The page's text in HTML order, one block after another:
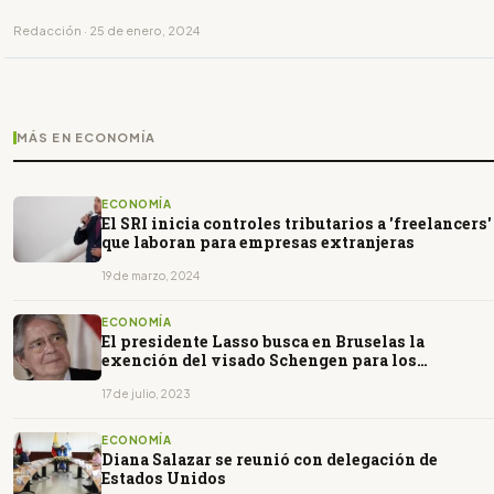
Redacción · 25 de enero, 2024
MÁS EN ECONOMÍA
ECONOMÍA
El SRI inicia controles tributarios a 'freelancers'
que laboran para empresas extranjeras
19 de marzo, 2024
ECONOMÍA
El presidente Lasso busca en Bruselas la
exención del visado Schengen para los
17 de julio, 2023
ECONOMÍA
Diana Salazar se reunió con delegación de
Estados Unidos